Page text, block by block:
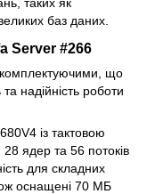
баз даних.
Server #266
що
надійність роботи
із тактовою
ядер та 56 потоків
для складних
оснащені 70 МБ